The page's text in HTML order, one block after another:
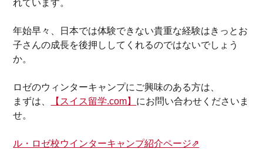
れています。
年始早々、日本では体験できない貴重な経験はきっとお
子さんの成長を後押ししてくれるのではないでしょう
か。
ロゼのウィンターキャンプにご興味のある方は、
まずは、
【スイス留学.com】 にお問い合わせくださいま
せ。
ル・ロゼ校ウインターキャンプ紹介ページ⇗